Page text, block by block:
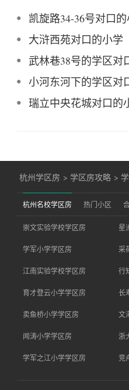
凯旋路34-36号对口
大浒西苑对口的小学
武林巷38号的学区对
小河东河下的学区对
瑞立中央花城对口的
杭州学区房 > 学区房攻略 >
杭州名校学区房 热门小区
崇文实验学校学区房 星
学军小学学区房 采
江南实验学校学区房 行
育才登云小学学区房 长
卖鱼桥小学学区房 文
闻涛小学学区房 浙
学军之江小学学区房 竞